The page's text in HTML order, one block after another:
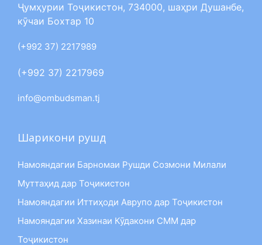
Ҷумҳурии Тоҷикистон, 734000, шаҳри Душанбе,
кӯчаи Бохтар 10
(+992 37) 2217989
(+992 37) 2217969
info@ombudsman.tj
Шарикони рушд
Намояндагии Барномаи Рушди Созмони Милали
Муттаҳид дар Тоҷикистон
Намояндагии Иттиҳоди Аврупо дар Тоҷикистон
Намояндагии Хазинаи Кӯдакони СММ дар
Тоҷикистон